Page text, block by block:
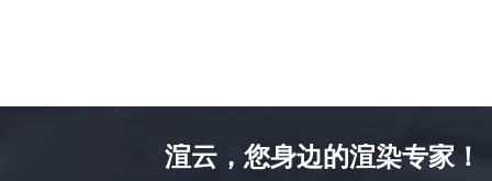
渲云，您身边的渲染专家！